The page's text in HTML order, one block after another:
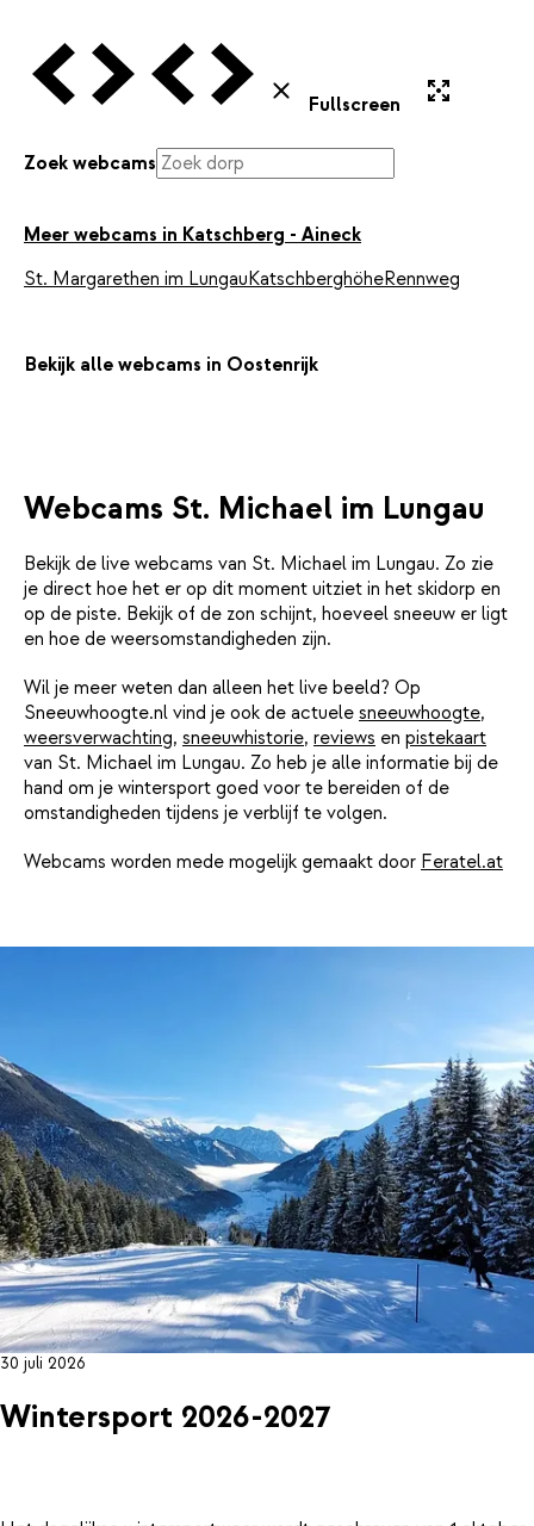
Vorige Webcam
Volgende Webcam
Vorige Webcam
Volgende Webcam
Sluiten
Fullscreen
Zoek webcams
Meer webcams in Katschberg - Aineck
St. Margarethen im LungauKatschberghöheRennweg
Bekijk alle webcams in Oostenrijk
Webcams St. Michael im Lungau
Bekijk de live webcams van St. Michael im Lungau. Zo zie
je direct hoe het er op dit moment uitziet in het skidorp en
op de piste. Bekijk of de zon schijnt, hoeveel sneeuw er ligt
en hoe de weersomstandigheden zijn.
Wil je meer weten dan alleen het live beeld? Op
Sneeuwhoogte.nl vind je ook de actuele sneeuwhoogte,
weersverwachting, sneeuwhistorie, reviews en pistekaart
van St. Michael im Lungau. Zo heb je alle informatie bij de
hand om je wintersport goed voor te bereiden of de
omstandigheden tijdens je verblijf te volgen.
Webcams worden mede mogelijk gemaakt door Feratel.at
30 juli 2026
Wintersport 2026-2027